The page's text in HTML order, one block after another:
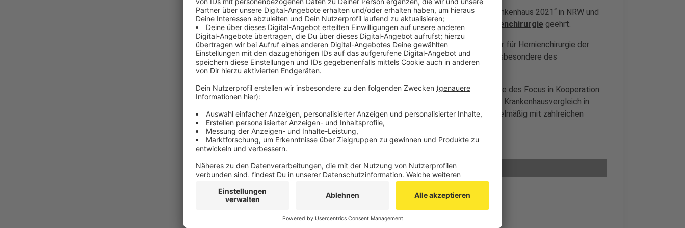
Erneut hat das Magazin das Krankenhaus als „Top-Regionales Krankenhaus 2021“ in NRW und
bundesweit als „Top-Nationales Krankenhaus 2021“ für die
Hernienchirurgie geehrt.
Die wiederholte Auszeichnung als eines der besten Krankenhäuser für Hernienchirurgie der
Republik unterstreiche die gute Arbeit der gesamten Klinik und insbesondere des
Hernienzentrums, heißt es vom Rhein-Maas-Klinikum.
Die Verleihung des Siegels ist Ergebnis einer umfangreichen Studie des Focus in Kooperation
für einen großen Krankenhausvergleich in
Deutschland und in den einzelnen Bundesländern. MINQ führt regelmäßig mit zahlreichen
ausgewiesenen Experten Interviews.
Anzeige
©Focus